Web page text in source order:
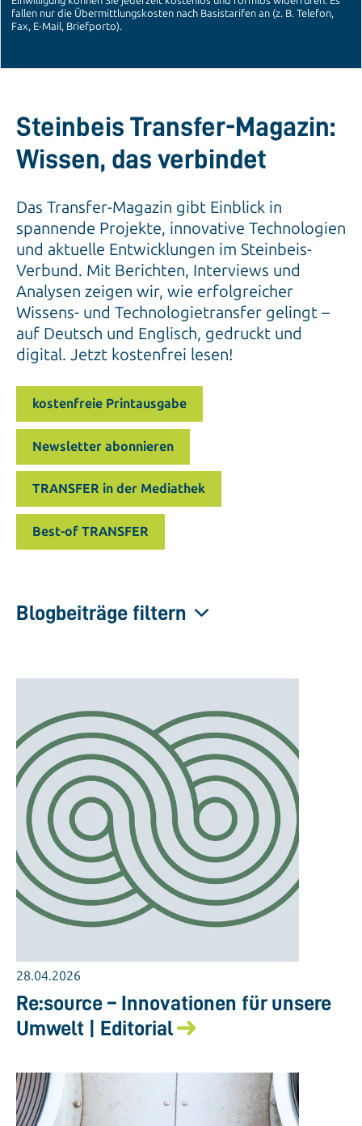
Steinbeis Transfer-Magazin:
Wissen, das verbindet
Das Transfer-Magazin gibt Einblick in
spannende Projekte, innovative Technologien
und aktuelle Entwicklungen im Steinbeis-
Verbund. Mit Berichten, Interviews und
Analysen zeigen wir, wie erfolgreicher
Wissens- und Technologietransfer gelingt –
auf Deutsch und Englisch, gedruckt und
digital. Jetzt kostenfrei lesen!
kostenfreie Printausgabe
Newsletter abonnieren
TRANSFER in der Mediathek
Best-of TRANSFER
Blogbeiträge filtern
28.04.2026
Re:source – Innovationen für unsere
Umwelt | Editorial